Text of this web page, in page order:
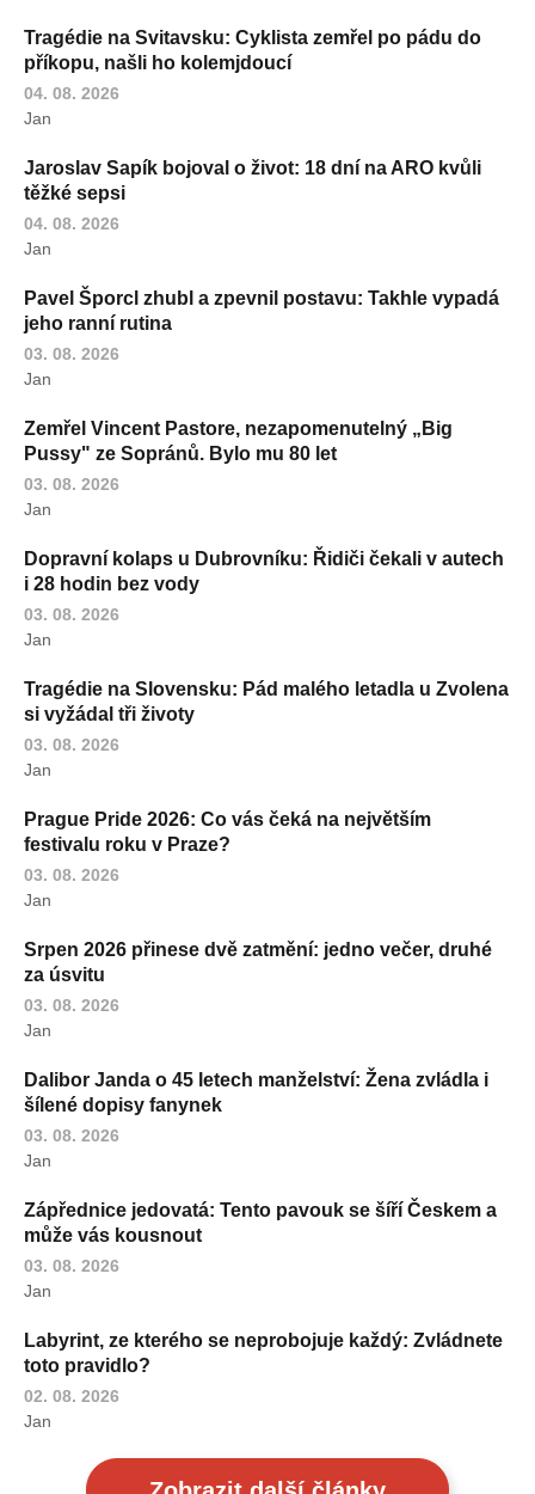
Tragédie na Svitavsku: Cyklista zemřel po pádu do
příkopu, našli ho kolemjdoucí
04. 08. 2026
Jan
Jaroslav Sapík bojoval o život: 18 dní na ARO kvůli
těžké sepsi
04. 08. 2026
Jan
Pavel Šporcl zhubl a zpevnil postavu: Takhle vypadá
jeho ranní rutina
03. 08. 2026
Jan
Zemřel Vincent Pastore, nezapomenutelný „Big
Pussy" ze Sopránů. Bylo mu 80 let
03. 08. 2026
Jan
Dopravní kolaps u Dubrovníku: Řidiči čekali v autech
i 28 hodin bez vody
03. 08. 2026
Jan
Tragédie na Slovensku: Pád malého letadla u Zvolena
si vyžádal tři životy
03. 08. 2026
Jan
Prague Pride 2026: Co vás čeká na největším
festivalu roku v Praze?
03. 08. 2026
Jan
Srpen 2026 přinese dvě zatmění: jedno večer, druhé
za úsvitu
03. 08. 2026
Jan
Dalibor Janda o 45 letech manželství: Žena zvládla i
šílené dopisy fanynek
03. 08. 2026
Jan
Zápřednice jedovatá: Tento pavouk se šíří Českem a
může vás kousnout
03. 08. 2026
Jan
Labyrint, ze kterého se neprobojuje každý: Zvládnete
toto pravidlo?
02. 08. 2026
Jan